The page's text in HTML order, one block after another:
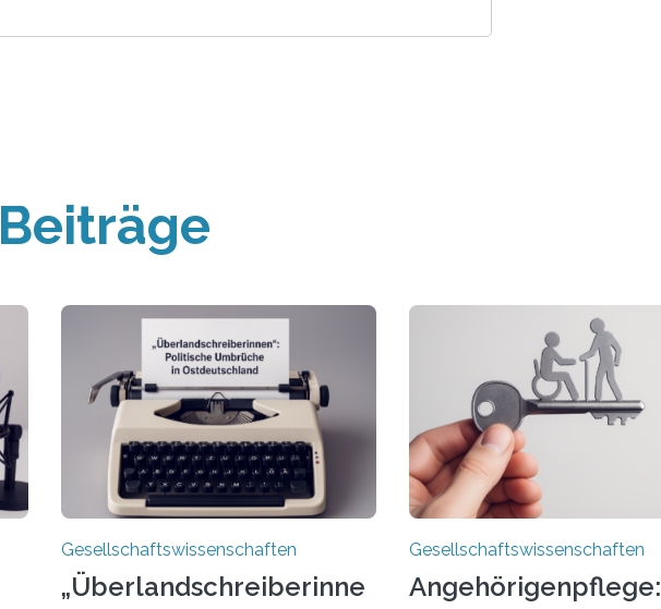
Beiträge
Gesellschaftswissenschaften
„Überlandschreiberinne
Gesellschaftswissenschaften
Angehörigenpflege: